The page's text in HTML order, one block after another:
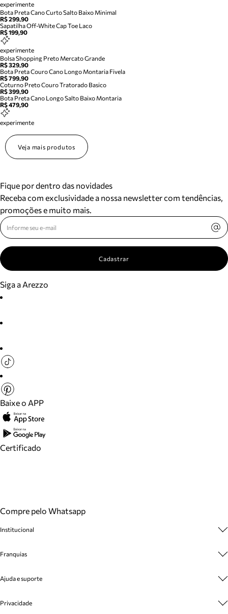
experimente
Bota Preta Cano Curto Salto Baixo Minimal
R$ 299,90
Sapatilha Off-White Cap Toe Laco
R$ 199,90
experimente
Bolsa Shopping Preto Mercato Grande
R$ 329,90
Bota Preta Couro Cano Longo Montaria Fivela
R$ 799,90
Coturno Preto Couro Tratorado Basico
R$ 399,90
Bota Preta Cano Longo Salto Baixo Montaria
R$ 479,90
experimente
Veja mais produtos
Fique por dentro das novidades
Receba com exclusividade a nossa newsletter com tendências,
promoções e muito mais.
Cadastrar
Siga a Arezzo
Baixe o APP
Certificado
Compre pelo Whatsapp
Institucional
Cashback
Venda Corporativa
Mapa do Site
Franquias
Plano de Negócio
Ajuda e suporte
Cadastro
Privacidade